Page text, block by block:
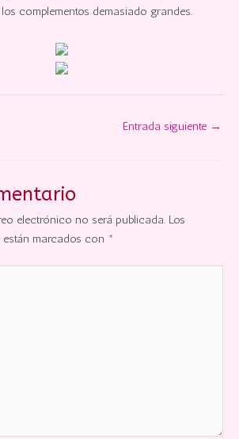
complementos demasiado grandes.
Entrada siguiente →
electrónico no será publicada. Los
marcados con *